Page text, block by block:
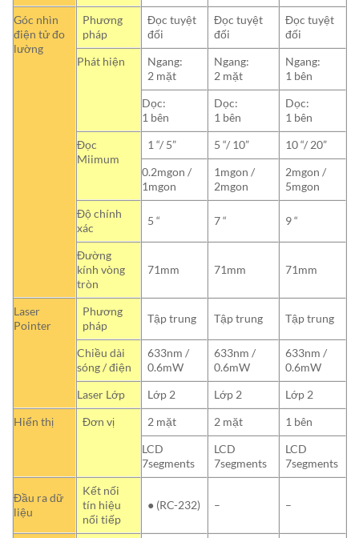
Góc nhìn
điện tử đo
lường
Phương
pháp
Đọc tuyệt
đối
Đọc tuyệt
đối
Đọc tuyệt
đối
Phát hiện
Ngang:
2 mặt
Ngang:
2 mặt
Ngang:
1 bên
Dọc:
1 bên
Dọc:
1 bên
Dọc:
1 bên
Đọc
Miimum
1 “/ 5” 5 “/ 10”
10 “/ 20”
0.2mgon /
1mgon
1mgon /
2mgon
2mgon /
5mgon
Độ chính
xác
5 “ 7 “ 9 “
Đường
kính vòng
tròn
71mm 71mm 71mm
Laser
Pointer
Phương
pháp
Tập trung Tập trung Tập trung
Chiều dài
sóng / điện
633nm /
0.6mW
633nm /
0.6mW
633nm /
0.6mW
Laser Lớp
Lớp 2 Lớp 2
Lớp 2
Hiển thị
Đơn vị 2 mặt 2 mặt
1 bên
LCD
7segments
LCD
7segments
LCD
7segments
Đầu ra dữ
liệu
Kết nối
tín hiệu
nối tiếp
● (RC-232) – –